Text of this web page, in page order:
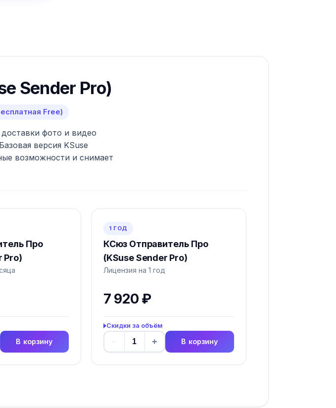
Sender Pro)
Free)
фото и видео
версия KSuse
возможности и снимает
Про
Pro)
В корзину
1 ГОД
КСюз Отправитель Про
(KSuse Sender Pro)
Лицензия на 1 год
7 920 ₽
Скидки за объём
+ В корзину